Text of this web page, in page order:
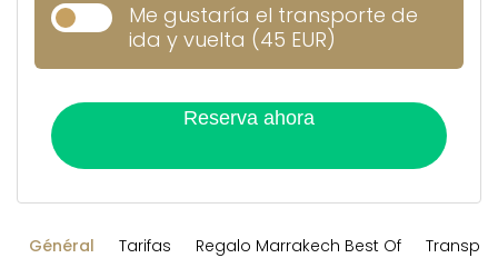
Général Tarifas Regalo Marrakech Best Of
Me gustaría el transporte de
ida y vuelta (45 EUR)
Reserva ahora